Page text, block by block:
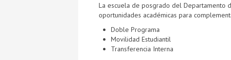
La escuela de posgrado del Departamento
oportunidades académicas para
Doble Programa
Movilidad Estudiantil
Transferencia Interna